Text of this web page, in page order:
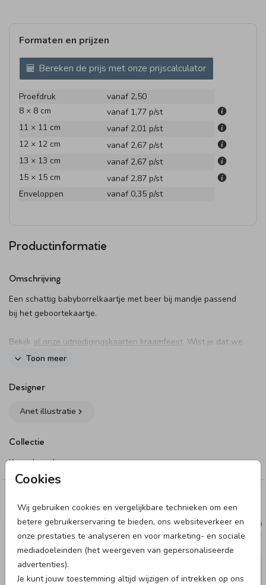
Cookies
Wij gebruiken cookies en vergelijkbare technieken om een
betere gebruikerservaring te bieden, ons websiteverkeer en
onze prestaties te analyseren en voor marketing- en sociale
mediadoeleinden (het weergeven van gepersonaliseerde
advertenties).
Je kunt jouw toestemming altijd wijzigen of intrekken op ons
Formaten en prijzen
Bereken de prijs met onze prijscalculator
Proefdruk
vanaf 2,50
8 × 8 cm
vanaf 1,77 p/st
11 × 11 cm
vanaf 2,01 p/st
12 × 12 cm
vanaf 2,67 p/st
13 × 13 cm
vanaf 2,67 p/st
15 × 15 cm
vanaf 2,87 p/st
Enveloppen
vanaf 0,35 p/st
Productinformatie
Omschrijving
Een schattig babyborrelkaartje met beer bij mandje passend
bij het geboortekaartje.
Bekijk al onze uitnodigingskaarten kraamfeest . Wist je dat we
op aanvraag een babyborrelkaartje in de stijl van je
Toon meer
Designer
Anet illustratie
Collectie
Kraamborrel
Deze designs vind je misschien ook leuk
RAAMBORD